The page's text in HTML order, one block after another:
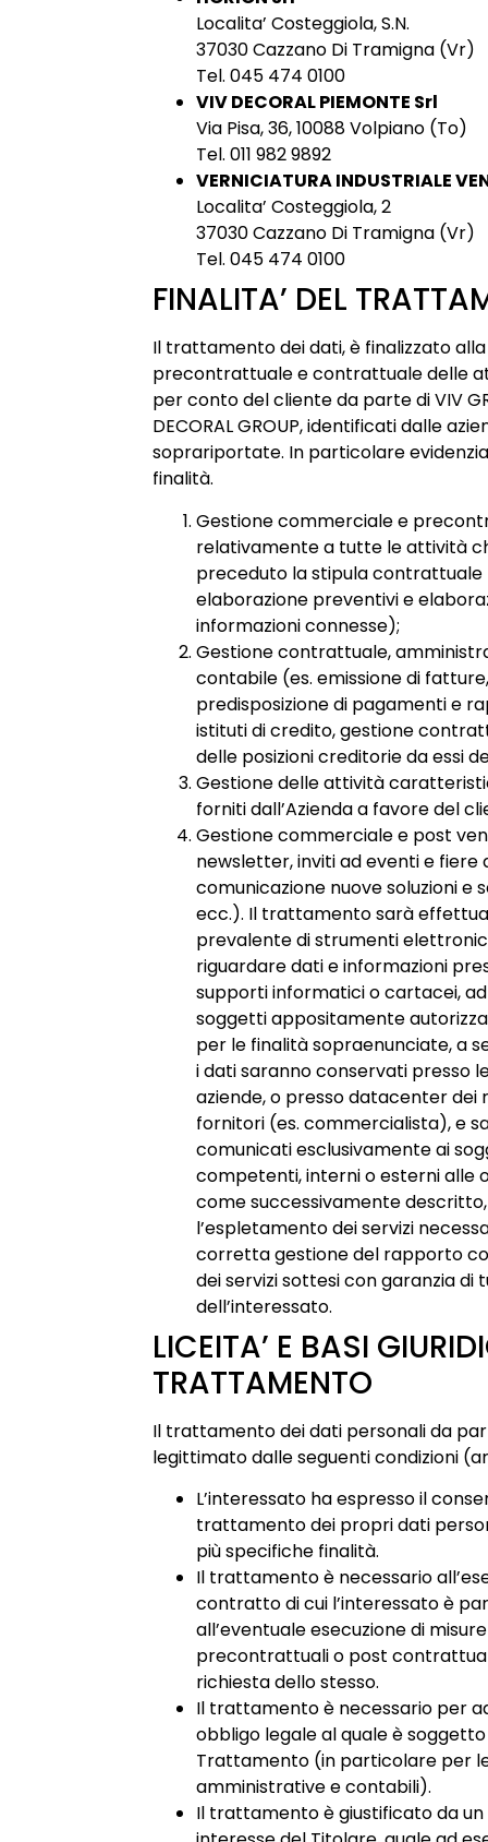
Localita’ Costeggiola, S.N.
37030 Cazzano Di Tramigna (Vr)
Tel. 045 474 0100
VIV DECORAL PIEMONTE Srl
Via Pisa, 36, 10088 Volpiano (To)
Tel. 011 982 9892
VERNICIATURA INDUSTRIALE
Localita’ Costeggiola, 2
37030 Cazzano Di Tramigna (Vr)
Tel. 045 474 0100
FINALITA’ DEL
Il trattamento dei dati, è finalizzato
precontrattuale e contrattuale delle
per conto del cliente da parte di VIV
DECORAL GROUP, identificati dalle
soprariportate. In particolare
finalità.
Gestione commerciale e
relativamente a tutte le attività
preceduto la stipula contrattuale
elaborazione preventivi e
informazioni connesse);
Gestione contrattuale,
contabile (es. emissione di fatture,
predisposizione di pagamenti e
istituti di credito, gestione
delle posizioni creditorie da essi
Gestione delle attività
forniti dall’Azienda a favore del
Gestione commerciale e post
newsletter, inviti ad eventi e fiere
comunicazione nuove soluzioni e
ecc.). Il trattamento sarà
prevalente di strumenti
riguardare dati e informazioni
supporti informatici o cartacei,
soggetti appositamente
per le finalità sopraenunciate, a
i dati saranno conservati presso
aziende, o presso datacenter dei
fornitori (es. commercialista), e
comunicati esclusivamente ai
competenti, interni o esterni alle
come successivamente
l’espletamento dei servizi
corretta gestione del rapporto
dei servizi sottesi con garanzia di
dell’interessato.
LICEITA’ E BASI
TRATTAMENTO
Il trattamento dei dati personali da
legittimato dalle seguenti condizioni
L’interessato ha espresso il
trattamento dei propri dati
più specifiche finalità.
Il trattamento è necessario
contratto di cui l’interessato è
all’eventuale esecuzione di misure
precontrattuali o post
richiesta dello stesso.
Il trattamento è necessario per
obbligo legale al quale è
Trattamento (in particolare per
amministrative e contabili).
Il trattamento è giustificato da